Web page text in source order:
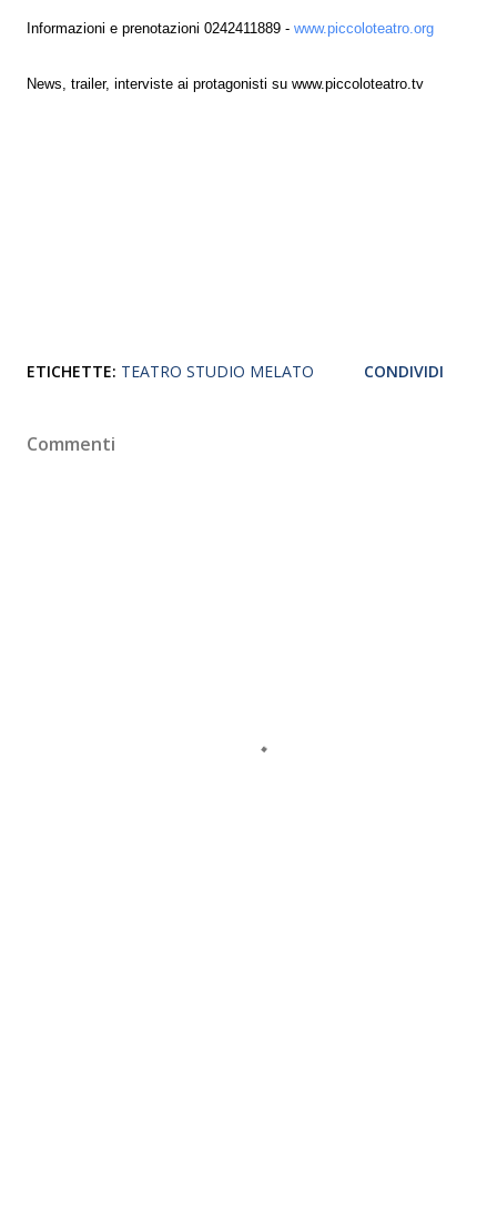
Informazioni e prenotazioni 0242411889 - www.piccoloteatro.org
News, trailer, interviste ai protagonisti su www.piccoloteatro.tv
ETICHETTE: TEATRO STUDIO MELATO CONDIVIDI
Commenti